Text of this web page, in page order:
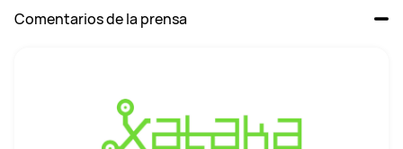
Comentarios de la prensa